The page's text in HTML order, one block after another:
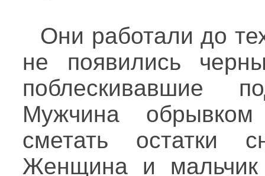
Они работали до
не появились
поблескивавшие
Мужчина
сметать остатки
Женщина и мальчик